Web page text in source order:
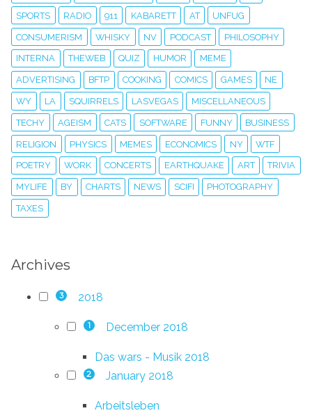
SPORTS RADIO 911 KABARETT AT UNFUG
CONSUMERISM WHISKY NV PODCAST PHILOSOPHY
INTERNA THEWEB QUIZ HUMOR MEME
ADVERTISING BFTP COOKING COMICS GAMES NE
WY LA SQUIRRELS LASVEGAS MISCELLANEOUS
TECHY AGEISM CATS SOFTWARE FUNNY BUSINESS
RELIGION PHYSICS MEMES ECONOMICS NY WTF
POETRY WORK CONCERTS EARTHQUAKE ART TRIVIA
MYLIFE BY CHARTS NEWS SCIFI PHOTOGRAPHY
TAXES
Archives
3 2018
1 December 2018
Das wars - Musik 2018
2 January 2018
Arbeitsleben